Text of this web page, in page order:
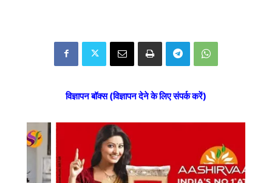
विज्ञापन बॉक्स (विज्ञापन देने के लिए संपर्क करें)